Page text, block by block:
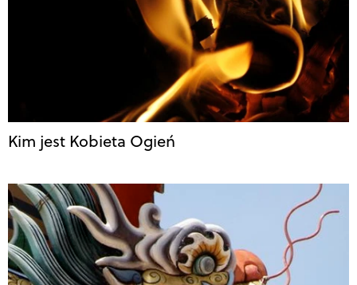
Kim jest Kobieta Ogień